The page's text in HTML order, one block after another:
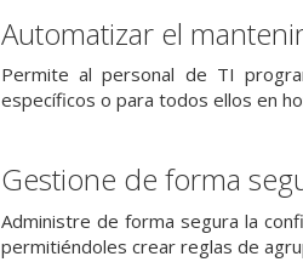
Automatizar el
Permite al personal de TI
específicos o para todos ellos en
Gestione de forma
Administre de forma segura la
permitiéndoles crear reglas de